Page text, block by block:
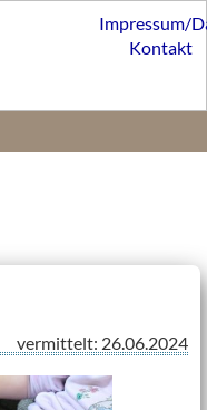
vermittelt: 26.06.2024
Impressum/
Kontakt